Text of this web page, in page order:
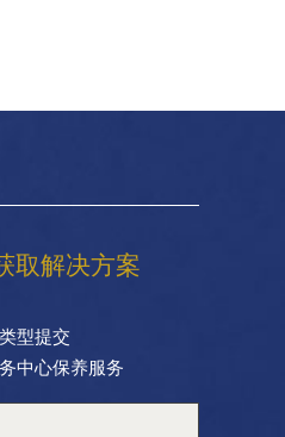
取解决方案
型提交
中心保养服务